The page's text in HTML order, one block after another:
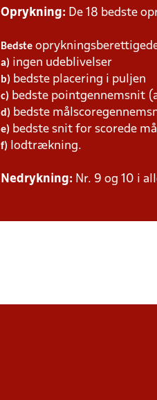
Oprykning: De 18 bedste
Bedste
a) ingen udeblivelser
b) bedste placering i puljen
c) bedste pointgennemsnit
d) bedste
e) bedste snit for scorede
f) lodtrækning.
Nedrykning: Nr. 9 og 10 i